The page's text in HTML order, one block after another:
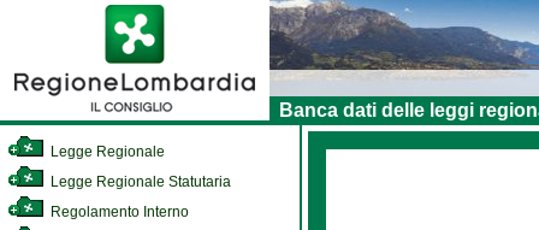
Banca dati delle leggi
Legge Regionale
Legge Regionale Statutaria
Regolamento Interno